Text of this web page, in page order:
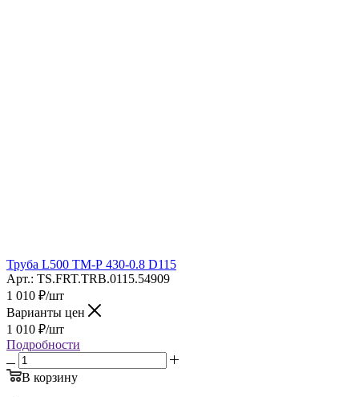
Труба L500 ТМ-Р 430-0.8 D115
Арт.: TS.FRT.TRB.0115.54909
1 010 ₽/шт
Варианты цен
1 010 ₽/шт
Подробности
В корзину